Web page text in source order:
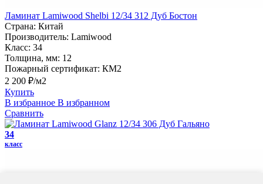
Ламинат Lamiwood Shelbi 12/34 312 Дуб Бостон
Страна: Китай
Производитель: Lamiwood
Класс: 34
Толщина, мм: 12
Пожарный сертификат: КМ2
2 200 ₽/м2
Купить
В избранное В избранном
Сравнить
34
класс